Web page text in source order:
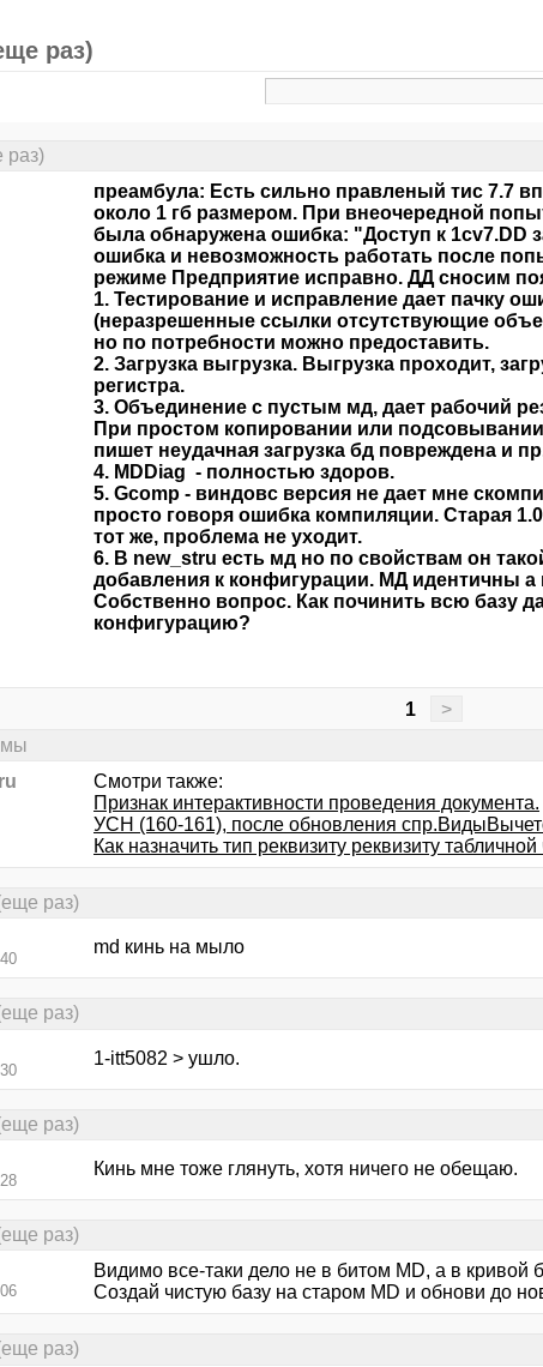
раз)
раз)
преамбула: Есть сильно правленый тис 7.7
около 1 гб размером. При внеочередной
была обнаружена ошибка: "Доступ к 1сv7.DD
ошибка и невозможность работать после
режиме Предприятие исправно. ДД сносим
1. Тестирование и исправление дает пачку
(неразрешенные ссылки отсутствующие
но по потребности можно предоставить.
2. Загрузка выгрузка. Выгрузка проходит,
регистра.
3. Объединение с пустым мд, дает рабочий
При простом копировании или подсовывании
пишет неудачная загрузка бд повреждена и
4. MDDiag - полностью здоров.
5. Gcomp - виндовс версия не дает мне
просто говоря ошибка компиляции. Старая
тот же, проблема не уходит.
6. В new_stru есть мд но по свойствам он
добавления к конфигурации. МД идентичны а
Собственно вопрос. Как починить всю базу
конфигурацию?
1 >
Смотри также:
Признак интерактивности проведения документа.
УСН (160-161), после обновления
Как назначить тип реквизиту реквизиту
раз)
md кинь на мыло
раз)
1-itt5082 > ушло.
раз)
Кинь мне тоже глянуть, хотя ничего не обещаю.
раз)
Видимо все-таки дело не в битом MD, а в кривой
Создай чистую базу на старом MD и обнови до
раз)